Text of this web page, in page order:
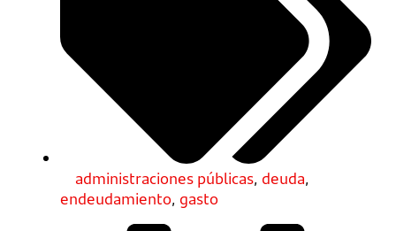
administraciones públicas, deuda,
endeudamiento, gasto